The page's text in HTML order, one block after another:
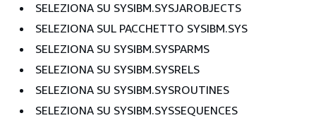
SELEZIONA SU SYSIBM.SYSJAROBJECTS
SELEZIONA SUL PACCHETTO SYSIBM.SYS
SELEZIONA SU SYSIBM.SYSPARMS
SELEZIONA SU SYSIBM.SYSRELS
SELEZIONA SU SYSIBM.SYSROUTINES
SELEZIONA SU SYSIBM.SYSSEQUENCES